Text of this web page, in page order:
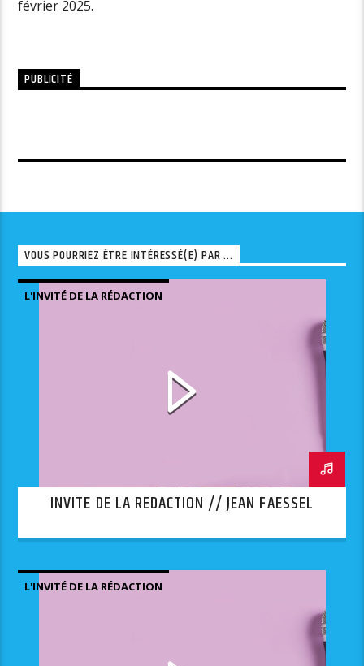
février 2025.
PUBLICITÉ
VOUS POURRIEZ ÊTRE INTÉRESSÉ(E) PAR ...
L'INVITÉ DE LA RÉDACTION
INVITE DE LA REDACTION // JEAN FAESSEL
L'INVITÉ DE LA RÉDACTION